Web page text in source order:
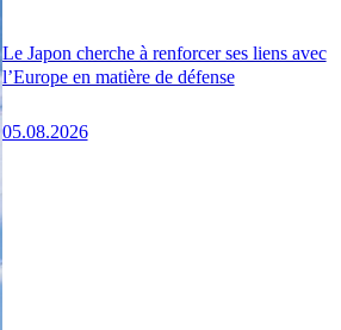
Le Japon cherche à renforcer ses liens avec
l’Europe en matière de défense
05.08.2026